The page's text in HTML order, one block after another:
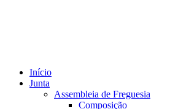
Início
Junta
Assembleia de Freguesia
Composição